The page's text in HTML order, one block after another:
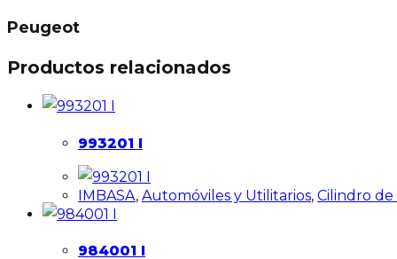
Peugeot
Productos relacionados
993201 I
IMBASA, Automóviles y Utilitarios, Cilindro
984001 I